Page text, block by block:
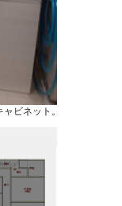
ビネット。